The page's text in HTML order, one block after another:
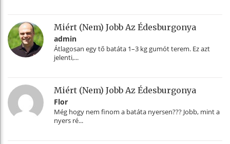
Miért (nem) Jobb Az Édesburgonya
admin
Átlagosan egy tő batáta 1–3 kg gumót terem. Ez azt
jelenti,...
Miért (nem) Jobb Az Édesburgonya
Flor
Még hogy nem finom a batáta nyersen??? Jobb, mint a
nyers ré...